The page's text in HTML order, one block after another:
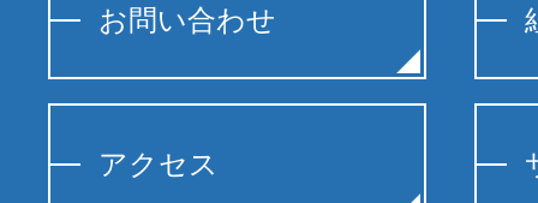
お問い合わせ
アクセス